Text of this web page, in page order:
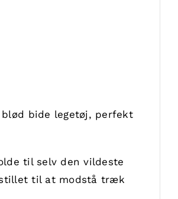
bide legetøj, perfekt
til selv den vildeste
til at modstå træk